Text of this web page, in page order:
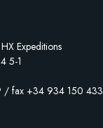
Expeditions
5-1
/ fax +34 934 150 433